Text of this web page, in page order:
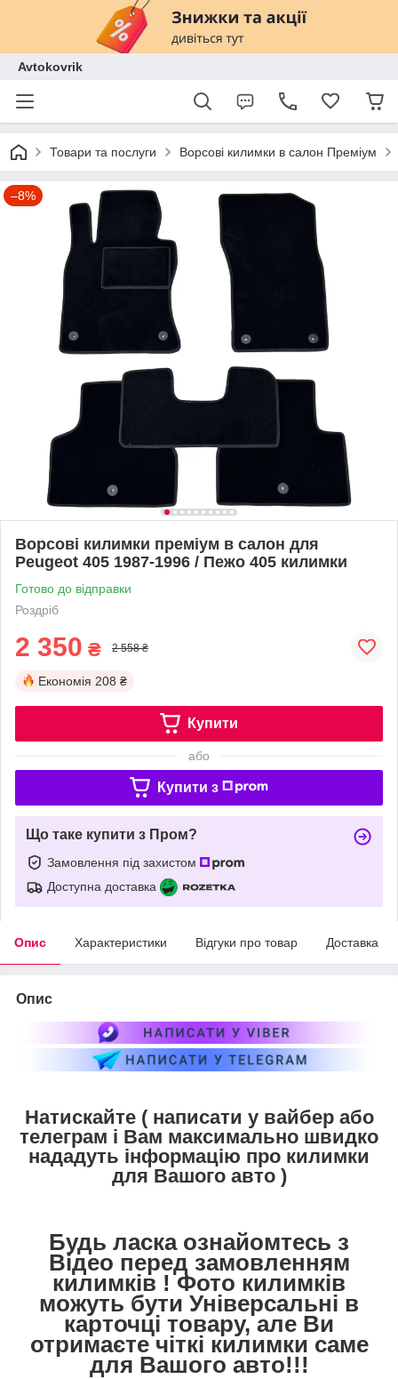
Avtokovrik
Товари та послуги Ворсові килимки в салон Преміум
–8%
Ворсові килимки преміум в салон для
Peugeot 405 1987-1996 / Пежо 405 килимки
Готово до відправки
Роздріб
2 350 ₴ 2 558 ₴
Економія 208 ₴
Купити
або
Купити з
Що таке купити з Пром?
Замовлення під захистом
Доступна доставка
Опис Характеристики Відгуки про товар Доставка
Опис
Натискайте ( написати у вайбер або
телеграм і Вам максимально швидко
нададуть інформацію про килимки
для Вашого авто )
Будь ласка ознайомтесь з
Відео перед замовленням
килимків ! Фото килимків
можуть бути Універсальні в
карточці товару, але Ви
отримаєте чіткі килимки саме
для Вашого авто!!!